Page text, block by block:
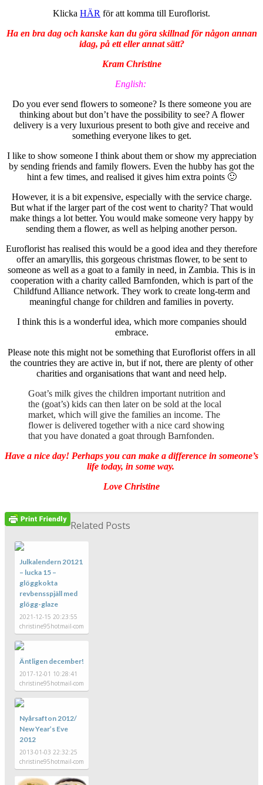
Klicka HÄR för att komma till Euroflorist.
Ha en bra dag och kanske kan du göra skillnad för någon annan
idag, på ett eller annat sätt?
Kram Christine
English:
Do you ever send flowers to someone? Is there someone you are
thinking about but don’t have the possibility to see? A flower
delivery is a very luxurious present to both give and receive and
something everyone likes to get.
I like to show someone I think about them or show my appreciation
by sending friends and family flowers. Even the hubby has got the
hint a few times, and realised it gives him extra points 🙂
However, it is a bit expensive, especially with the service charge.
But what if the larger part of the cost went to charity? That would
make things a lot better. You would make someone very happy by
sending them a flower, as well as helping another person.
Euroflorist has realised this would be a good idea and they therefore
offer an amaryllis, this gorgeous christmas flower, to be sent to
someone as well as a goat to a family in need, in Zambia. This is in
cooperation with a charity called Barnfonden, which is part of the
Childfund Alliance network. They work to create long-term and
meaningful change for children and families in poverty.
I think this is a wonderful idea, which more companies should
embrace.
Please note this might not be something that Euroflorist offers in all
the countries they are active in, but if not, there are plenty of other
charities and organisations that want and need help.
Goat’s milk gives the children important nutrition and
the (goat’s) kids can then later on be sold at the local
market, which will give the families an income. The
flower is delivered together with a nice card showing
that you have donated a goat through Barnfonden.
Have a nice day! Perhaps you can make a difference in someone’s
life today, in some way.
Love Christine
Related Posts
Julkalendern 20121
– lucka 15 –
glöggkokta
revbensspjäll med
glögg-glaze
2021-12-15 20:23:55
christine95hotmail-com
Äntligen december!
2017-12-01 10:28:41
christine95hotmail-com
Nyårsafton 2012/
New Year’s Eve
2012
2013-01-03 22:32:25
christine95hotmail-com